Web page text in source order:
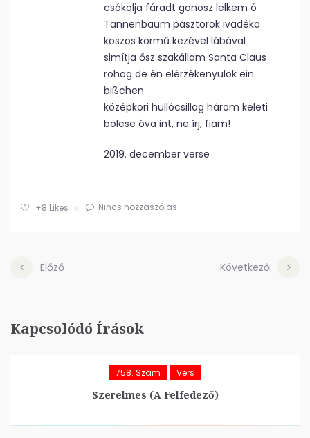
csókolja fáradt gonosz lelkem ó
Tannenbaum pásztorok ivadéka
koszos körmű kezével lábával
simítja ősz szakállam Santa Claus
röhög de én elérzékenyülök ein
bißchen
középkori hullócsillag három keleti
bölcse óva int, ne írj, fiam!
2019. december verse
+8 Likes Nincs hozzászólás
Előző Következő
Kapcsolódó Írások
758. Szám Vers
Szerelmes (A Felfedező)